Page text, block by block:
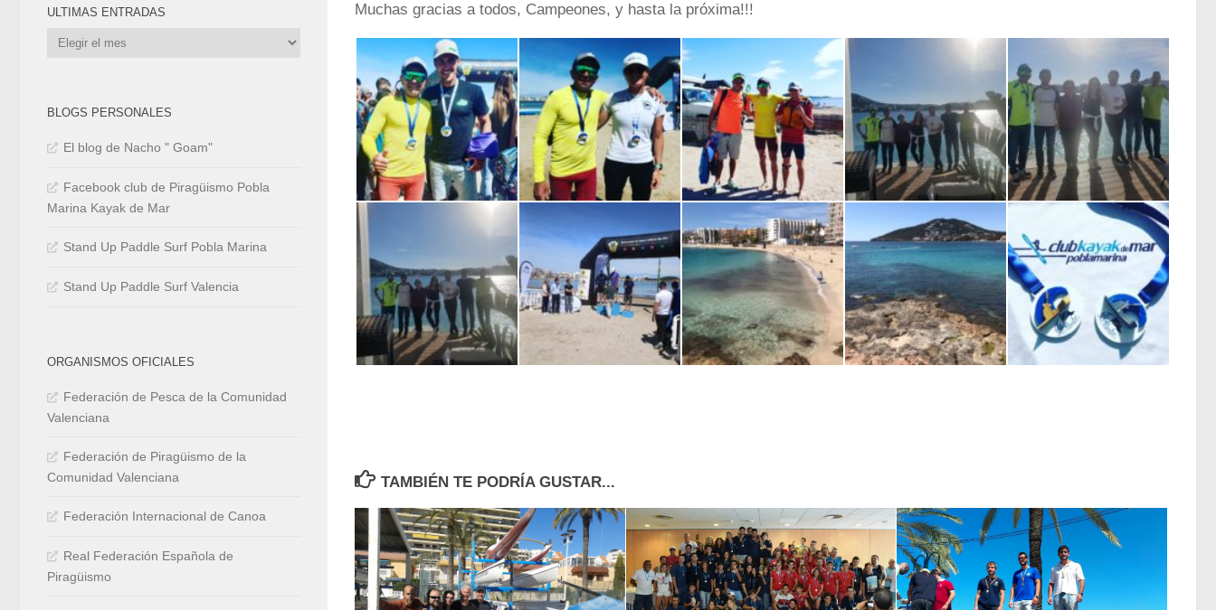
Muchas gracias a todos, Campeones, y hasta la próxima!!!
TAMBIÉN TE PODRÍA GUSTAR...
ULTIMAS ENTRADAS
Ultimas
BLOGS PERSONALES
El blog de Nacho " Goam"
Facebook club de Piragüismo Pobla
Marina Kayak de Mar
Stand Up Paddle Surf Pobla Marina
Stand Up Paddle Surf Valencia
ORGANISMOS OFICIALES
Federación de Pesca de la Comunidad
Valenciana
Federación de Piragüismo de la
Comunidad Valenciana
Federación Internacional de Canoa
Real Federación Española de
Piragüismo